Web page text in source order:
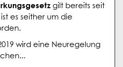
gilt bereits seit
es seither um die
wird eine Neuregelung